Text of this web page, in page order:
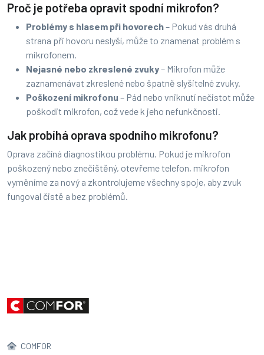
Proč je potřeba opravit spodní mikrofon?
Problémy s hlasem při hovorech– Pokud vás druhá
strana při hovoru neslyší, může to znamenat problém s
mikrofonem.
Nejasné nebo zkreslené zvuky– Mikrofon může
zaznamenávat zkreslené nebo špatně slyšitelné zvuky.
Poškození mikrofonu – Pád nebo vniknutí nečistot může
poškodit mikrofon, což vede k jeho nefunkčnosti.
Jak probíhá oprava spodního mikrofonu?
Oprava začíná diagnostikou problému. Pokud je mikrofon
poškozený nebo znečištěný, otevřeme telefon, mikrofon
vyměníme za nový a zkontrolujeme všechny spoje, aby zvuk
fungoval čistě a bez problémů.
COMFOR